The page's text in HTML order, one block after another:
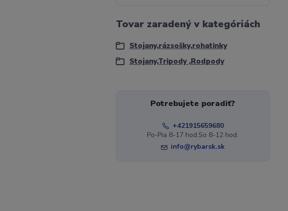
Tovar zaradený v kategóriách
Stojany,rázsošky,rohatinky
Stojany,Tripody ,Rodpody
Potrebujete poradiť?
+421915659680
Po-Pia 8-17 hod.So 8-12 hod.
info@rybarsk.sk